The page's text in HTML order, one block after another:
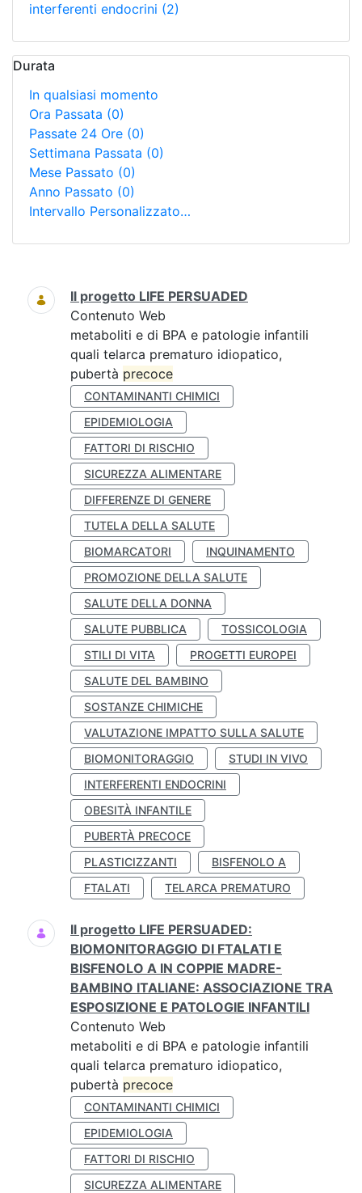
interferenti endocrini (2)
Durata
In qualsiasi momento
Ora Passata (0)
Passate 24 Ore (0)
Settimana Passata (0)
Mese Passato (0)
Anno Passato (0)
Intervallo Personalizzato…
Ricerca
Il progetto LIFE PERSUADED
Contenuto Web
metaboliti e di BPA e patologie infantili
quali telarca prematuro idiopatico,
pubertà precoce
CONTAMINANTI CHIMICI
EPIDEMIOLOGIA
FATTORI DI RISCHIO
SICUREZZA ALIMENTARE
DIFFERENZE DI GENERE
TUTELA DELLA SALUTE
BIOMARCATORI
INQUINAMENTO
PROMOZIONE DELLA SALUTE
SALUTE DELLA DONNA
SALUTE PUBBLICA
TOSSICOLOGIA
STILI DI VITA
PROGETTI EUROPEI
SALUTE DEL BAMBINO
SOSTANZE CHIMICHE
VALUTAZIONE IMPATTO SULLA SALUTE
BIOMONITORAGGIO
STUDI IN VIVO
INTERFERENTI ENDOCRINI
OBESITÀ INFANTILE
PUBERTÀ PRECOCE
PLASTICIZZANTI
BISFENOLO A
FTALATI
TELARCA PREMATURO
Il progetto LIFE PERSUADED:
BIOMONITORAGGIO DI FTALATI E
BISFENOLO A IN COPPIE MADRE-
BAMBINO ITALIANE: ASSOCIAZIONE TRA
ESPOSIZIONE E PATOLOGIE INFANTILI
Contenuto Web
metaboliti e di BPA e patologie infantili
quali telarca prematuro idiopatico,
pubertà precoce
CONTAMINANTI CHIMICI
EPIDEMIOLOGIA
FATTORI DI RISCHIO
SICUREZZA ALIMENTARE